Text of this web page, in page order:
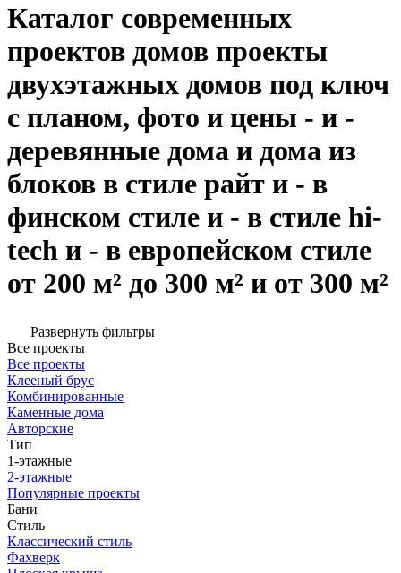
Каталог современных
проектов домов проекты
двухэтажных домов под ключ
с планом, фото и цены - и -
деревянные дома и дома из
блоков в стиле райт и - в
финском стиле и - в стиле hi-
tech и - в европейском стиле
от 200 м² до 300 м² и от 300 м²
Развернуть фильтры
Все проекты
Все проекты
Клееный брус
Комбинированные
Каменные дома
Авторские
Тип
1-этажные
2-этажные
Популярные проекты
Бани
Стиль
Классический стиль
Фахверк